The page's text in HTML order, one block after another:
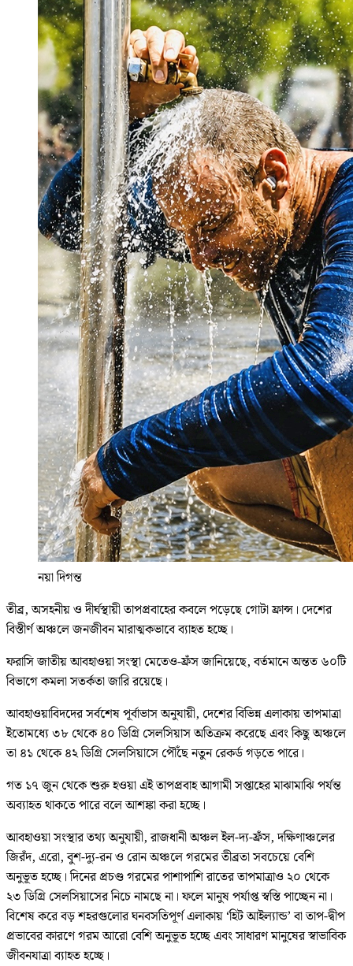
নয়া দিগন্ত
তীব্র, অসহনীয় ও দীর্ঘস্থায়ী তাপপ্রবাহের কবলে পড়েছে গোটা ফ্রান্স। দেশের
বিস্তীর্ণ অঞ্চলে জনজীবন মারাত্মকভাবে ব্যাহত হচ্ছে।
ফরাসি জাতীয় আবহাওয়া সংস্থা মেতেও-ফ্রঁস জানিয়েছে, বর্তমানে অন্তত ৬০টি
বিভাগে কমলা সতর্কতা জারি রয়েছে।
আবহাওয়াবিদদের সর্বশেষ পূর্বাভাস অনুযায়ী, দেশের বিভিন্ন এলাকায় তাপমাত্রা
ইতোমধ্যে ৩৮ থেকে ৪০ ডিগ্রি সেলসিয়াস অতিক্রম করেছে এবং কিছু অঞ্চলে
তা ৪১ থেকে ৪২ ডিগ্রি সেলসিয়াসে পৌঁছে নতুন রেকর্ড গড়তে পারে।
গত ১৭ জুন থেকে শুরু হওয়া এই তাপপ্রবাহ আগামী সপ্তাহের মাঝামাঝি পর্যন্ত
অব্যাহত থাকতে পারে বলে আশঙ্কা করা হচ্ছে।
আবহাওয়া সংস্থার তথ্য অনুযায়ী, রাজধানী অঞ্চল ইল-দ্য-ফ্রঁস, দক্ষিণাঞ্চলের
জিরঁদ, এরো, বুশ-দ্যু-রন ও রোন অঞ্চলে গরমের তীব্রতা সবচেয়ে বেশি
অনুভূত হচ্ছে। দিনের প্রচণ্ড গরমের পাশাপাশি রাতের তাপমাত্রাও ২০ থেকে
২৩ ডিগ্রি সেলসিয়াসের নিচে নামছে না। ফলে মানুষ পর্যাপ্ত স্বস্তি পাচ্ছেন না।
বিশেষ করে বড় শহরগুলোর ঘনবসতিপূর্ণ এলাকায় ‘হিট আইল্যান্ড’ বা তাপ-দ্বীপ
প্রভাবের কারণে গরম আরো বেশি অনুভূত হচ্ছে এবং সাধারণ মানুষের স্বাভাবিক
জীবনযাত্রা ব্যাহত হচ্ছে।